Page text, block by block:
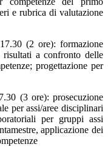
e rubrica di valutazione
(2 ore): formazione
risultati a confronto delle
progettazione per
(3 ore): prosecuzione
per assi/aree disciplinari
per gruppi assi
applicazione dei